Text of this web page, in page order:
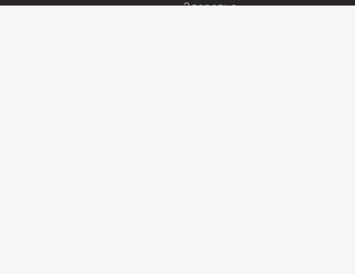
Здоровье